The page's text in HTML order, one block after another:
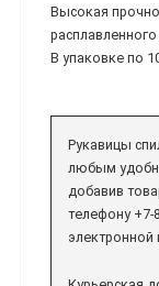
Высокая
В упаковке по
Рукавицы
любым
добавив
телефону +7-
электронной